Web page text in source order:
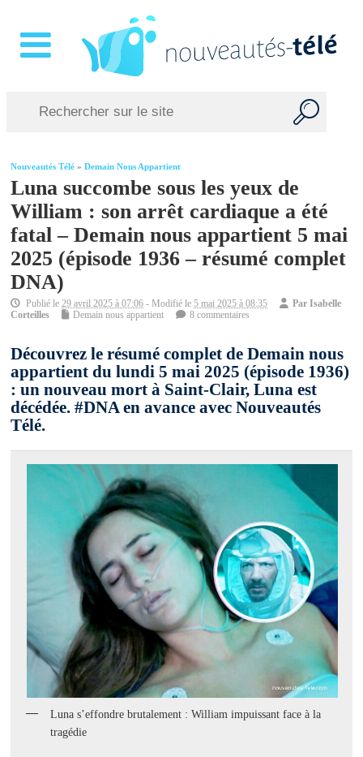
Nouveautés Télé »Demain Nous Appartient
Luna succombe sous les yeux de
William : son arrêt cardiaque a été
fatal – Demain nous appartient 5 mai
2025 (épisode 1936 – résumé complet
DNA)
Publié le29 avril 2025 à 07:06 - Modifié le5 mai 2025 à 08:35 ParIsabelle
Corteilles
Demain nous appartient 8 commentaires
Découvrez le résumé complet de Demain nous
appartient du lundi 5 mai 2025 (épisode 1936)
: un nouveau mort à Saint-Clair, Luna est
décédée. #DNA en avance avec Nouveautés
Télé.
Luna s’effondre brutalement : William impuissant face à la
tragédie